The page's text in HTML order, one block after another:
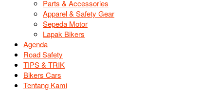
Parts & Accessories
Apparel & Safety Gear
Sepeda Motor
Lapak Bikers
Agenda
Road Safety
TIPS & TRIK
Bikers Cars
Tentang Kami